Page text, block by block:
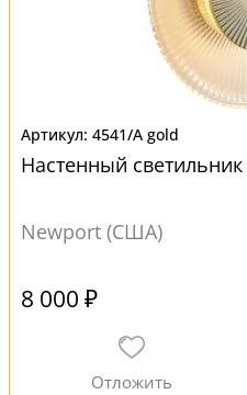
4541/A gold
Настенный
Newport (США)
8 000 ₽